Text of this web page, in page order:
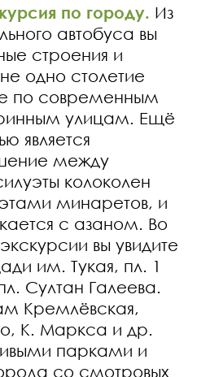
по городу. Из
автобуса вы
строения и
одно столетие
по современным
улицам. Ещё
является
между
колоколен
минаретов, и
с азаном. Во
вы увидите
им. Тукая, пл. 1
Султан Галеева.
Кремлёвская,
К. Маркса и др.
парками и
со смотровых